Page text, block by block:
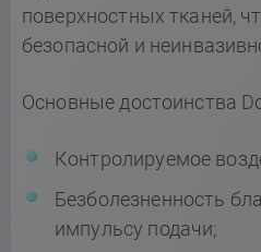
поверхностных тканей,
безопасной и
Основные достоинства
Контролируемое
Безболезненность
импульсу подачи;